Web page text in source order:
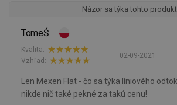
Názor sa týka tohto
TomeŚ
02-09-2021
Kvalita:
Vzhľad:
Len Mexen Flat - čo sa týka líniového
nikde nič také pekné za takú cenu!